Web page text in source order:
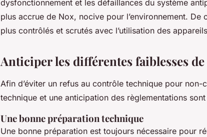
dysfonctionnement et les défaillances du système
plus accrue de Nox, nocive pour l’environnement.
plus contrôlés et scrutés avec l’utilisation des
Anticiper les différentes faiblesses
Afin d’éviter un refus au contrôle technique pour
technique et une anticipation des règlementations
Une bonne préparation technique
Une bonne préparation est toujours nécessaire pour